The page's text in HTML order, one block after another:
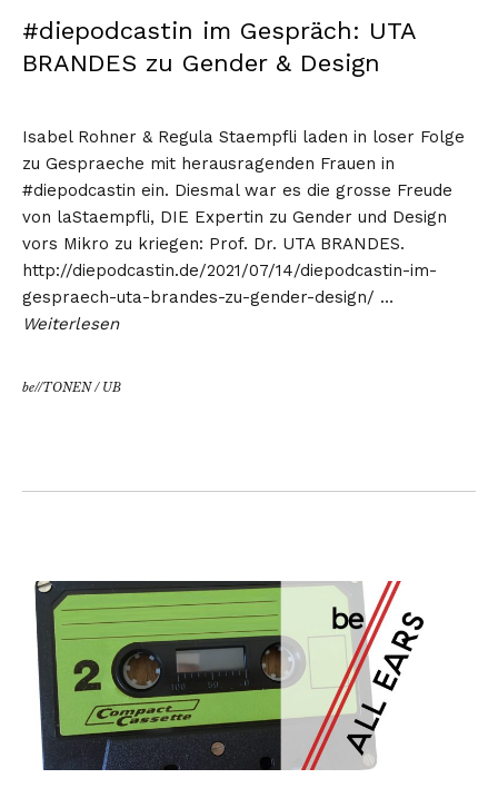
#diepodcastin im Gespräch: UTA
BRANDES zu Gender & Design
Isabel Rohner & Regula Staempfli laden in loser Folge
zu Gespraeche mit herausragenden Frauen in
#diepodcastin ein. Diesmal war es die grosse Freude
von laStaempfli, DIE Expertin zu Gender und Design
vors Mikro zu kriegen: Prof. Dr. UTA BRANDES.
http://diepodcastin.de/2021/07/14/diepodcastin-im-
gespraech-uta-brandes-zu-gender-design/ …
Weiterlesen
be//TONEN/ UB